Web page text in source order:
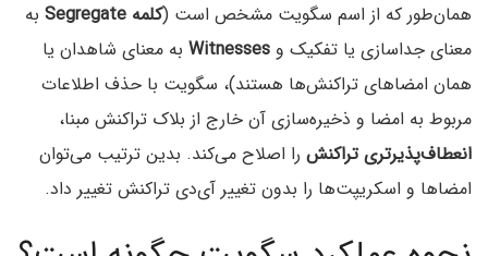
همان‌طور که از اسم سگویت مشخص است (کلمه Segregate
به
معنای جداسازی یا تفکیک و Witnesses به معنای شاهدان يا
همان امضاهای تراکنش‌ها هستند)، سگویت با حذف اطلاعات
مربوط به امضا و ذخیره‌سازی آن خارج از بلاک تراکنش مبنا،
انعطاف‌پذیرتری تراکنش را اصلاح می‌کند. بدین ترتیب می‌توان
امضاها و اسکریپت‌ها را بدون تغییر آی‌دی تراکنش تغییر داد.